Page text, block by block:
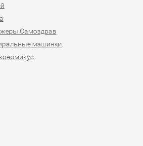
Самоздрав
машинки